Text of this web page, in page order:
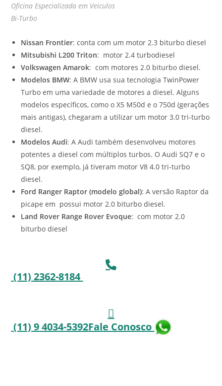
Oficina Especializada em Veiculos
Bi-Turbo
Nissan Frontier: conta com um motor 2.3 biturbo diesel
Mitsubishi L200 Triton: motor 2.4 turbodiesel
Volkswagen Amarok: com motores 2.0 biturbo diesel.
Modelos BMW: A BMW usa sua tecnologia TwinPower
Turbo em uma variedade de motores a diesel. Alguns
modelos específicos, como o X5 M50d e o 750d (gerações
mais antigas), chegaram a utilizar um motor 3.0 tri-turbo
diesel.
Modelos Audi: A Audi também desenvolveu motores
potentes a diesel com múltiplos turbos. O Audi SQ7 e o
SQ8, por exemplo, já tiveram motor V8 4.0 tri-turbo
diesel.
Ford Ranger Raptor (modelo global): A versão Raptor da
picape em possui motor 2.0 biturbo diesel.
Land Rover Range Rover Evoque: com motor 2.0
biturbo diesel
(11) 2362-8184
(11) 9 4034-5392Fale Conosco